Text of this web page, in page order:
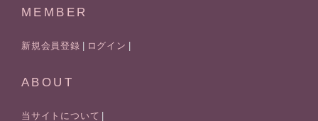
MEMBER
新規会員登録 ログイン
ABOUT
当サイトについて